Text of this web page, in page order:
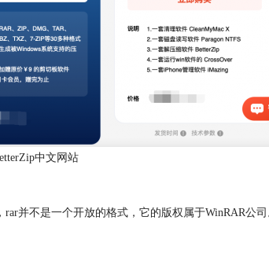
中文网站
并不是一个开放的格式，它的版权属于WinRAR公